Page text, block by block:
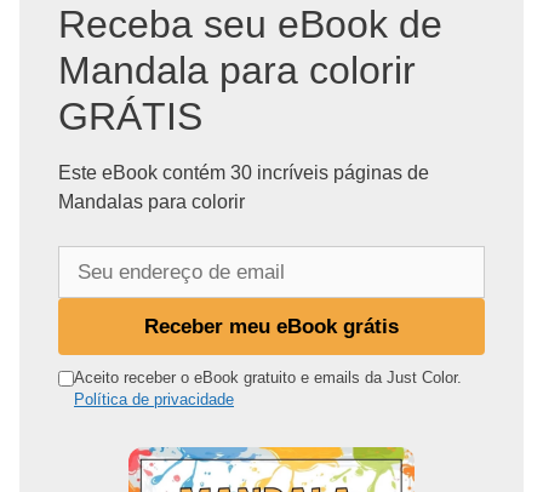
Receba seu eBook de
Mandala para colorir
GRÁTIS
Este eBook contém 30 incríveis páginas de
Mandalas para colorir
n
Receber meu eBook grátis
Aceito receber o eBook gratuito e emails da Just Color.
Política de privacidade